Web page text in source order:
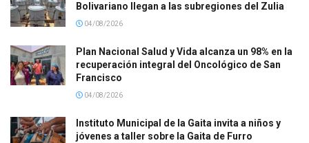
Bolivariano llegan a las subregiones del Zulia
04/08/2026
Plan Nacional Salud y Vida alcanza un 98% en la
recuperación integral del Oncológico de San
Francisco
04/08/2026
Instituto Municipal de la Gaita invita a niños y
jóvenes a taller sobre la Gaita de Furro